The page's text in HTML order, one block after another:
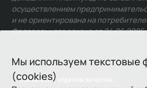
Мы используем текстовые
(cookies)
Связаться с отделом качества
осуществлением
и не ориентирована на
Федерального закона от